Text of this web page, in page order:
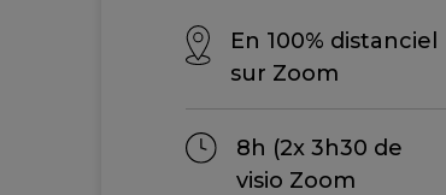
En 100% distanciel
sur Zoom
8h (2x 3h30 de
visio Zoom